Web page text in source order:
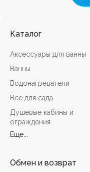
Каталог
Аксессуары для ванны
Ванны
Водонагреватели
Все для сада
Душевые кабины и
ограждения
Еще...
Обмен и возврат